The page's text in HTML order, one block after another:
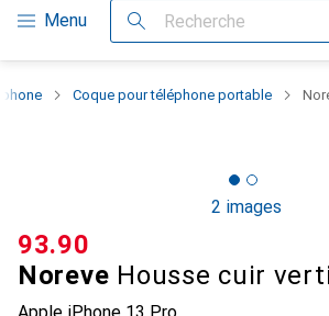
Navigation par catégorie
Menu Recherche
Coque pour téléphone portable
2 images
Noreve Housse cuir
CHF
93.90